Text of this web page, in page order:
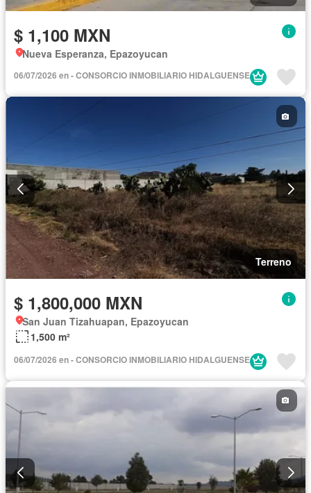
$ 1,100 MXN
Nueva Esperanza, Epazoyucan
06/07/2026 en - CONSORCIO INMOBILIARIO HIDALGUENSE
Terreno
$ 1,800,000 MXN
San Juan Tizahuapan, Epazoyucan
1,500 m²
06/07/2026 en - CONSORCIO INMOBILIARIO HIDALGUENSE